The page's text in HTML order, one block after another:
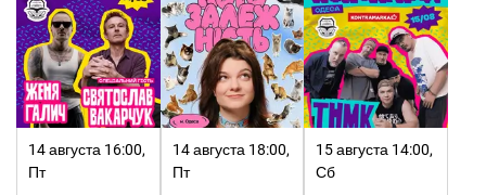
14 августа 16:00,
Пт
14 августа 18:00,
Пт
15 августа 14:00,
Сб